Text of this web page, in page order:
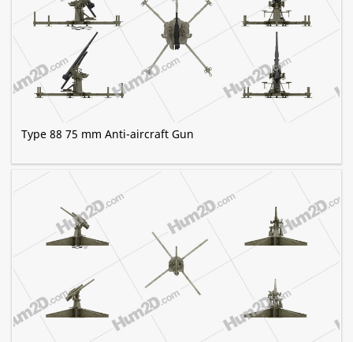
Type 88 75 mm Anti-aircraft Gun